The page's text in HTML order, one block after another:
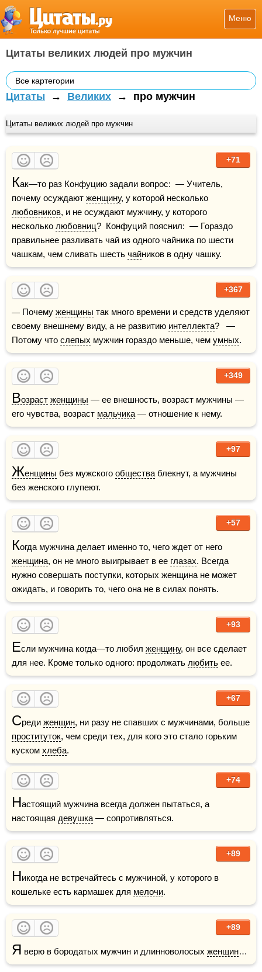
Меню
Цитаты великих людей про мужчин
Все картегории
Цитаты → Великих → про мужчин
Цитаты великих людей про мужчин
+71
Как—то раз Конфуцию задали вопрос:  — Учитель,
почему осуждают женщину
любовников, и не осуждают мужчину, у которого
несколько любовниц?  Конфуций пояснил:  — Гораздо
правильнее разливать чай из одного чайника по шести
чашкам, чем сливать шесть чайников в одну чашку.
+367
— Почему женщины так много времени и средств уделяют
своему внешнему виду, а не развитию интеллекта?   —
Потому что слепых мужчин гораздо меньше, чем умных.
+349
Возраст женщины — ее внешность, возраст мужчины —
его чувства, возраст мальчика — отношение к нему.
+97
Женщины без мужского общества блекнут, а мужчины
без женского глупеют.
+57
К
женщина, он не много выигрывает в ее глазах. Всегда
нужно совершать поступки, которых женщина не может
ожидать, и говорить то, чего она не в силах понять.
+93
Если мужчина когда—то любил женщину, он все сделает
для нее. Кроме только одного: продолжать любить ее.
+67
Среди женщин
проституток, чем среди тех, для кого это стало горьким
куском хлеба.
+74
Настоящий мужчина всегда должен пытаться, а
настоящая девушка — сопротивляться.
+89
Никогда не встречайтесь с мужчиной, у которого в
кошельке есть кармашек для мелочи.
+89
Я верю в бородатых мужчин и длинноволосых женщин…